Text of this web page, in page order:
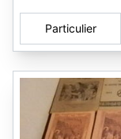
Particulier